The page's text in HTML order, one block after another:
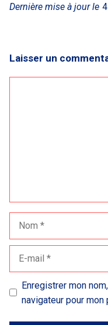
Dernière mise à jour le
Laisser un
Nom
Enregistrer mon
navigateur pour mon